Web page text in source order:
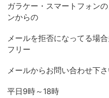
ガラケー・スマートフォン
ンからの
メールを拒否になってる場
フリー
メールからお問い合わせ下さ
平日9時～ 18時